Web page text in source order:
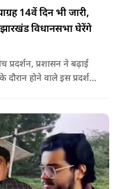
14वें दिन भी जारी,
विधानसभा घेरेंगे
किया जा रहा है.